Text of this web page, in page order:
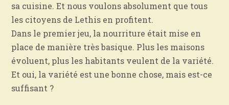
sa cuisine.Et nous voulons absolument que tous
les citoyens de Lethis en profitent.
Dans le premier jeu, la nourriture était mise en
place de manière très basique. Plus les maisons
évoluent, plus les habitants veulent de la variété.
Et oui, la variété est une bonne chose, mais est-ce
suffisant ?